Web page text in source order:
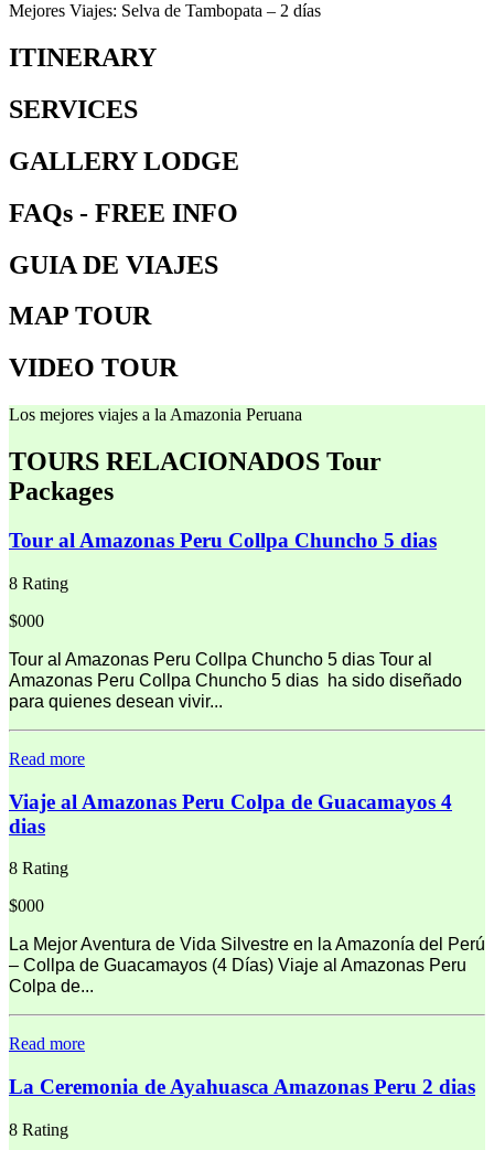
Mejores Viajes: Selva de Tambopata – 2 días
ITINERARY
SERVICES
GALLERY LODGE
FAQs - FREE INFO
GUIA DE VIAJES
MAP TOUR
VIDEO TOUR
Los mejores viajes a la Amazonia Peruana
TOURS RELACIONADOS Tour
Packages
Tour al Amazonas Peru Collpa Chuncho 5 dias
8 Rating
$000
Tour al Amazonas Peru Collpa Chuncho 5 dias Tour al
Amazonas Peru Collpa Chuncho 5 dias ha sido diseñado
para quienes desean vivir...
Read more
Viaje al Amazonas Peru Colpa de Guacamayos 4
dias
8 Rating
$000
La Mejor Aventura de Vida Silvestre en la Amazonía del Perú
– Collpa de Guacamayos (4 Días) Viaje al Amazonas Peru
Colpa de...
Read more
La Ceremonia de Ayahuasca Amazonas Peru 2 dias
8 Rating